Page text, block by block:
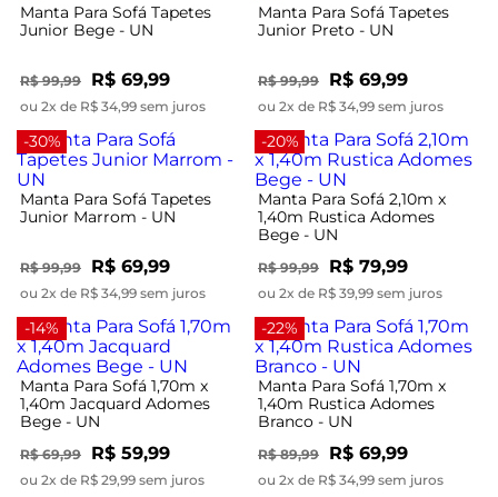
Manta Para Sofá Tapetes
Junior Bege - UN
R$ 99,99 R$ 69,99
ou 2x de R$ 34,99 sem juros
Manta Para Sofá Tapetes
Junior Preto - UN
R$ 99,99 R$ 69,99
ou 2x de R$ 34,99 sem juros
-30%
Manta Para Sofá Tapetes
Junior Marrom - UN
R$ 99,99 R$ 69,99
ou 2x de R$ 34,99 sem juros
-20%
Manta Para Sofá 2,10m x
1,40m Rustica Adomes
Bege - UN
R$ 99,99 R$ 79,99
ou 2x de R$ 39,99 sem juros
-14%
Manta Para Sofá 1,70m x
1,40m Jacquard Adomes
Bege - UN
R$ 69,99 R$ 59,99
ou 2x de R$ 29,99 sem juros
-22%
Manta Para Sofá 1,70m x
1,40m Rustica Adomes
Branco - UN
R$ 89,99 R$ 69,99
ou 2x de R$ 34,99 sem juros